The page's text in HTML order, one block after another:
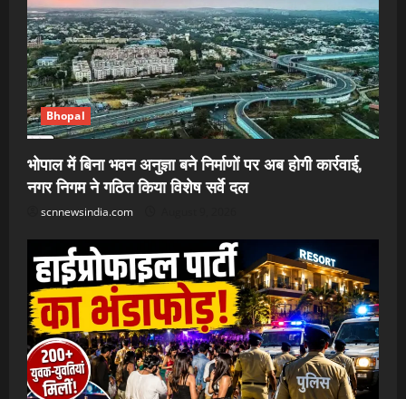
Bhopal
भोपाल में बिना भवन अनुज्ञा बने निर्माणों पर अब होगी कार्रवाई,
नगर निगम ने गठित किया विशेष सर्वे दल
scnnewsindia.com